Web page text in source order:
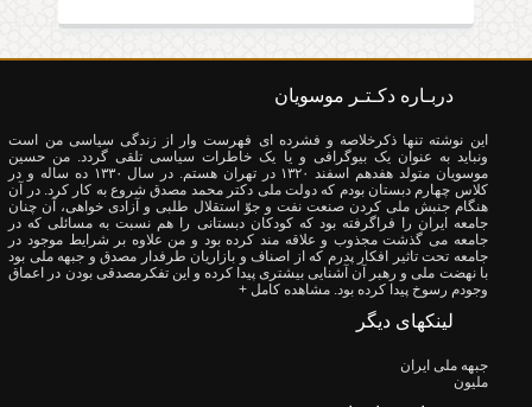
دربـاره دکـتـر موسویان
این نوشته تنها ذکرخلاصه و فشرده ای فهرست وار از زندگی سیاسی من است
ونباید به عنوان یک بیوگرافی و یا یک خاطرات سیاسی تلقی گردد. من حسین
موسویان متولد هفدهم اسفند ۱۳۲۰ در تهران هستم. در سال ۱۳۳۰ ده ساله و در
کلاس چهارم دبستان بودم که دولت ملی دکتر محمد مصدق شروع به کار کرد. در آن
هنگام جنبش ملی کردن صنعت نفت و جوّ استقلال طلبی و آزادی خواهی، آن چنان
جامعه ایران را فراگرفته بود که کودکان دبستانی را هم نسبت به مسائلی که در
جامعه می گذشت مجذوب و علاقه مند کرده بود و من علاوه بر شرایط موجود در
جامعه تحت تاثیر افکار پدرم که از اصناف و بازاریان طرفدار مصدق و جبهه ملی بود
با نهضت ملی و رهبر آن آشنایی بیشتری پیدا کرده و این تفکرمصدقی بودن در اعماق
وجودم رسوخ پیدا کرده بود. مشاهده کامل +
لینکهای دیگر
جبهه ملی ایران
ملیون